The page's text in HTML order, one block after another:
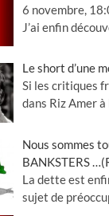
6 novembre,
J’ai enfin
Le short d’une
Si les critiques
dans Riz Amer à
Nous sommes
BANKSTERS
La dette est
sujet de